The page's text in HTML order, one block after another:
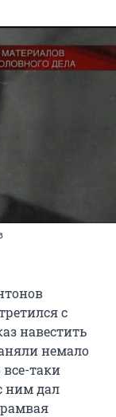
с
навестить
немало
таки
ним дал